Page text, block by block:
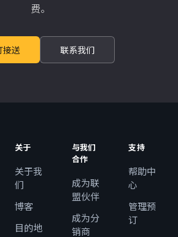
费。
接送 联系我们
关于
关于我
们
博客
目的地
与我们
合作
成为联
盟伙伴
成为分
销商
支持
帮助中
心
管理预
订